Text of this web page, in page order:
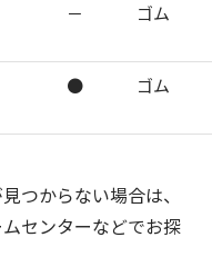
－ ゴム
● ゴム
つからない場合は、
センターなどでお探